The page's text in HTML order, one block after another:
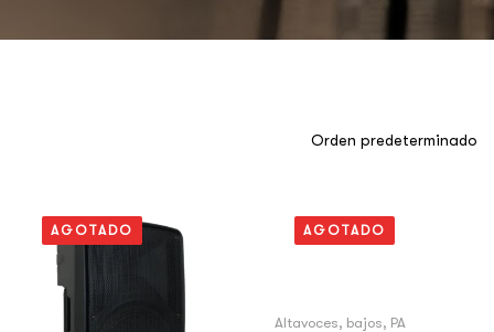
AGOTADO AGOTADO
Altavoces, bajos, PA